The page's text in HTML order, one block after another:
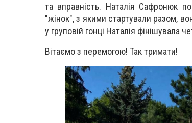
та вправність. Наталія Сафронюк
"жінок", з якими стартували разом,
у груповій гонці Наталія
Вітаємо з перемогою! Так тримати!